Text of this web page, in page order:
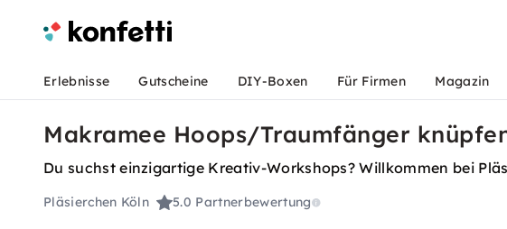
Erlebnisse Gutscheine DIY-Boxen Für Firmen Magazin
Makramee Hoops/Traumfänger
Du suchst einzigartige Kreativ-Workshops? Willkommen bei
Pläsierchen Köln 5.0 Partnerbewertung